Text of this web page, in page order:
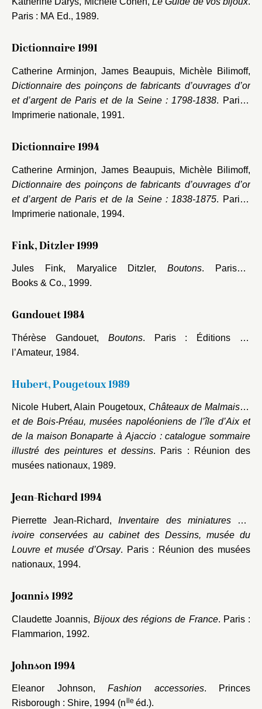
Paris : MA Ed., 1989.
Dictionnaire 1991
Catherine Arminjon, James Beaupuis, Michèle Bilimoff,
Dictionnaire des poinçons de fabricants d’ouvrages d’or
et d’argent de Paris et de la Seine : 1798-1838. Paris :
Imprimerie nationale, 1991.
Dictionnaire 1994
Catherine Arminjon, James Beaupuis, Michèle Bilimoff,
Dictionnaire des poinçons de fabricants d’ouvrages d’or
et d’argent de Paris et de la Seine : 1838-1875. Paris :
Imprimerie nationale, 1994.
Fink, Ditzler 1999
Jules Fink, Maryalice Ditzler,Boutons. Paris :
Books & Co., 1999.
Gandouet 1984
Thérèse Gandouet, Boutons. Paris : Éditions de
l’Amateur, 1984.
Hubert, Pougetoux 1989
Nicole Hubert, Alain Pougetoux, Châteaux de Malmaison
et de Bois-Préau, musées napoléoniens de l’île d’Aix et
de la maison Bonaparte à Ajaccio : catalogue sommaire
illustré des peintures et dessins. Paris : Réunion des
musées nationaux, 1989.
Jean-Richard 1994
Pierrette Jean-Richard,Inventaire des miniatures sur
ivoire conservées au cabinet des Dessins, musée du
Louvre et musée d’Orsay. Paris : Réunion des musées
nationaux, 1994.
Joannis 1992
Claudette Joannis, Bijoux des régions de France. Paris :
Flammarion, 1992.
Johnson 1994
Eleanor Johnson, Fashion accessories. Princes
Risborough : Shire, 1994 (n lle éd.).